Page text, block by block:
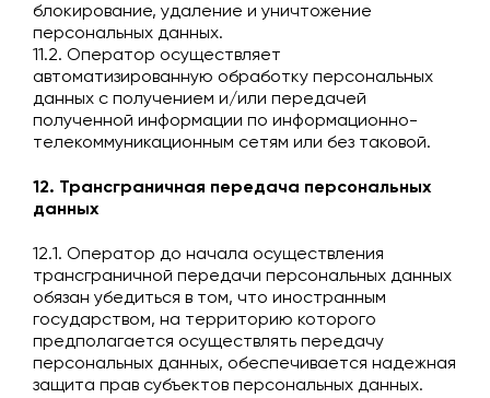
блокирование, удаление и уничтожение
персональных данных.
11.2. Оператор осуществляет
автоматизированную обработку персональных
данных с получением и/или передачей
полученной информации по информационно-
телекоммуникационным сетям или без таковой.
12. Трансграничная передача персональных
данных
12.1. Оператор до начала осуществления
трансграничной передачи персональных данных
обязан убедиться в том, что иностранным
государством, на территорию которого
предполагается осуществлять передачу
персональных данных, обеспечивается надежная
защита прав субъектов персональных данных.